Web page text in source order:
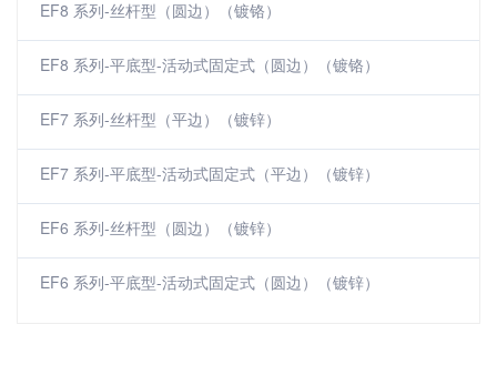
EF8 系列-丝杆型（圆边）（镀铬）
EF8 系列-平底型-活动式固定式（圆边）（镀铬）
EF7 系列-丝杆型（平边）（镀锌）
EF7 系列-平底型-活动式固定式（平边）（镀锌）
EF6 系列-丝杆型（圆边）（镀锌）
EF6 系列-平底型-活动式固定式（圆边）（镀锌）